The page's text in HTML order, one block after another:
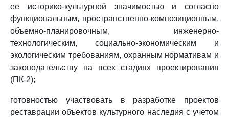
ее историко-культурной значимостью и согласно
функциональным, пространственно-композиционным,
объемно-планировочным, инженерно-
технологическим, социально-экономическим и
экологическим требованиям, охранным нормативам и
законодательству на всех стадиях проектирования
(ПК-2);
готовностью участвовать в разработке проектов
реставрации объектов культурного наследия с учетом